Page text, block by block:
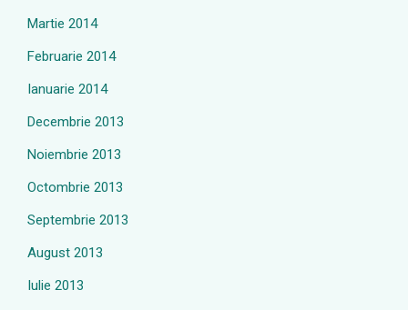
Martie 2014
Februarie 2014
Ianuarie 2014
Decembrie 2013
Noiembrie 2013
Octombrie 2013
Septembrie 2013
August 2013
Iulie 2013